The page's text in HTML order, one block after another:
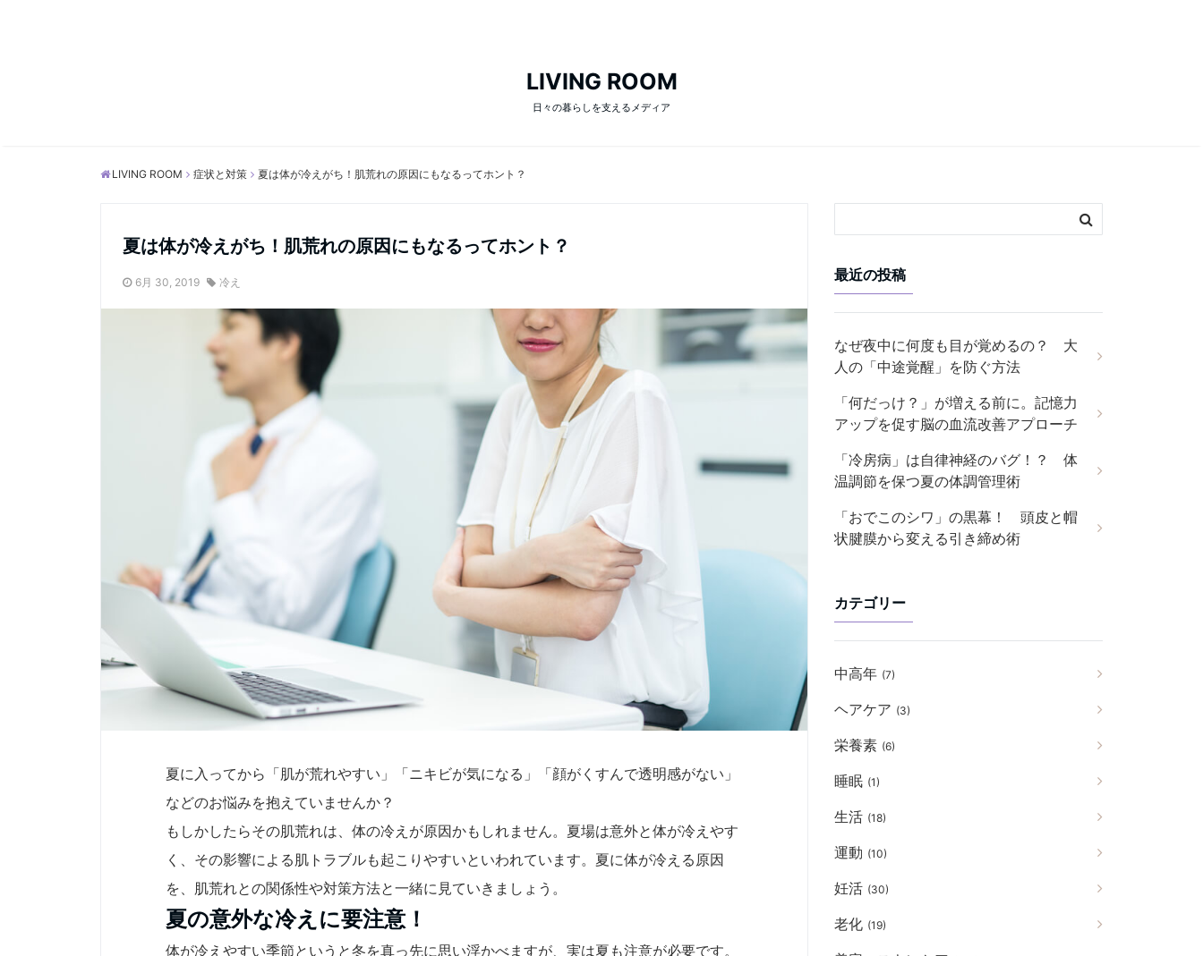
LIVING ROOM
日々の暮らしを支えるメディア
LIVING ROOM 症状と対策 夏は体が冷えがち！肌荒れの原因にもなるってホント？
夏は体が冷えがち！肌荒れの原因にもなるってホント？
6月 30, 2019 冷え
夏に入ってから「肌が荒れやすい」「ニキビが気になる」「顔がくすんで透明感がない」
などのお悩みを抱えていませんか？
もしかしたらその肌荒れは、体の冷えが原因かもしれません。夏場は意外と体が冷えやす
く、その影響による肌トラブルも起こりやすいといわれています。夏に体が冷える原因
を、肌荒れとの関係性や対策方法と一緒に見ていきましょう。
夏の意外な冷えに要注意！
体が冷えやすい季節というと冬を真っ先に思い浮かべますが、実は夏も注意が必要です。
最近の投稿
なぜ夜中に何度も目が覚めるの？ 大
人の「中途覚醒」を防ぐ方法
「何だっけ？」が増える前に。記憶力
アップを促す脳の血流改善アプローチ
「冷房病」は自律神経のバグ！？ 体
温調節を保つ夏の体調管理術
「おでこのシワ」の黒幕！ 頭皮と帽
状腱膜から変える引き締め術
カテゴリー
中高年 (7)
ヘアケア (3)
栄養素 (6)
睡眠 (1)
生活 (18)
運動 (10)
妊活 (30)
老化 (19)